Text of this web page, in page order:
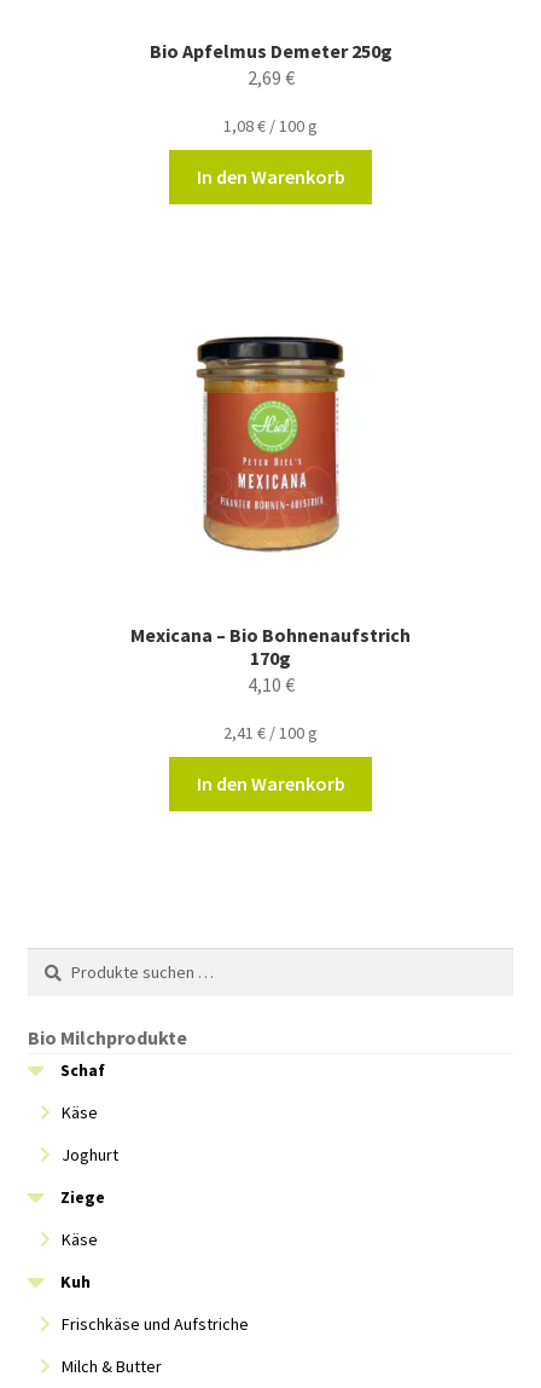
Bio Apfelmus Demeter 250g
2,69 €
1,08€ /100g
In den Warenkorb
Mexicana – Bio Bohnenaufstrich
170g
4,10 €
2,41 € /100g
In den Warenkorb
Suchen
nach:
Suchen
Bio Milchprodukte
Schaf
Käse
Joghurt
Ziege
Käse
Kuh
Frischkäse und Aufstriche
Milch & Butter